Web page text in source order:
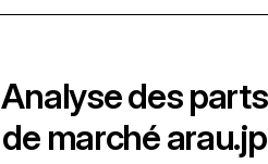
Analyse des parts
de marchéarau.jp